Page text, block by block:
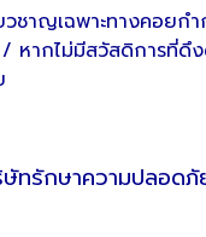
วชาญเฉพาะทางคอยก
หากไม่มีสวัสดิการที่ดึ
ทรักษาความปลอดภั